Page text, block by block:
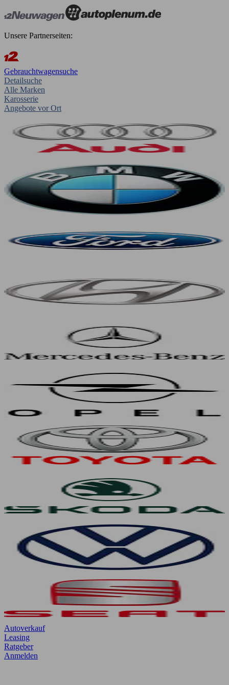
Unsere Partnerseiten:
Gebrauchtwagensuche
Detailsuche
Alle Marken
Karosserie
Angebote vor Ort
Autoverkauf
Leasing
Ratgeber
Anmelden